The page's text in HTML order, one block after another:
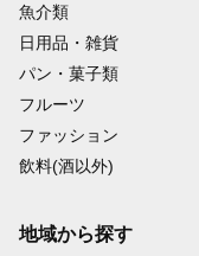
魚介類
日用品・雑貨
パン・菓子類
フルーツ
ファッション
飲料(酒以外)
地域から探す